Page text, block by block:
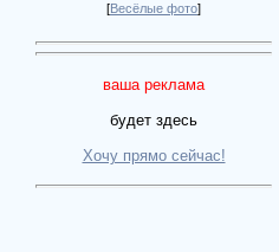
[Весёлые фото]
ваша реклама
будет здесь
Хочу прямо сейчас!